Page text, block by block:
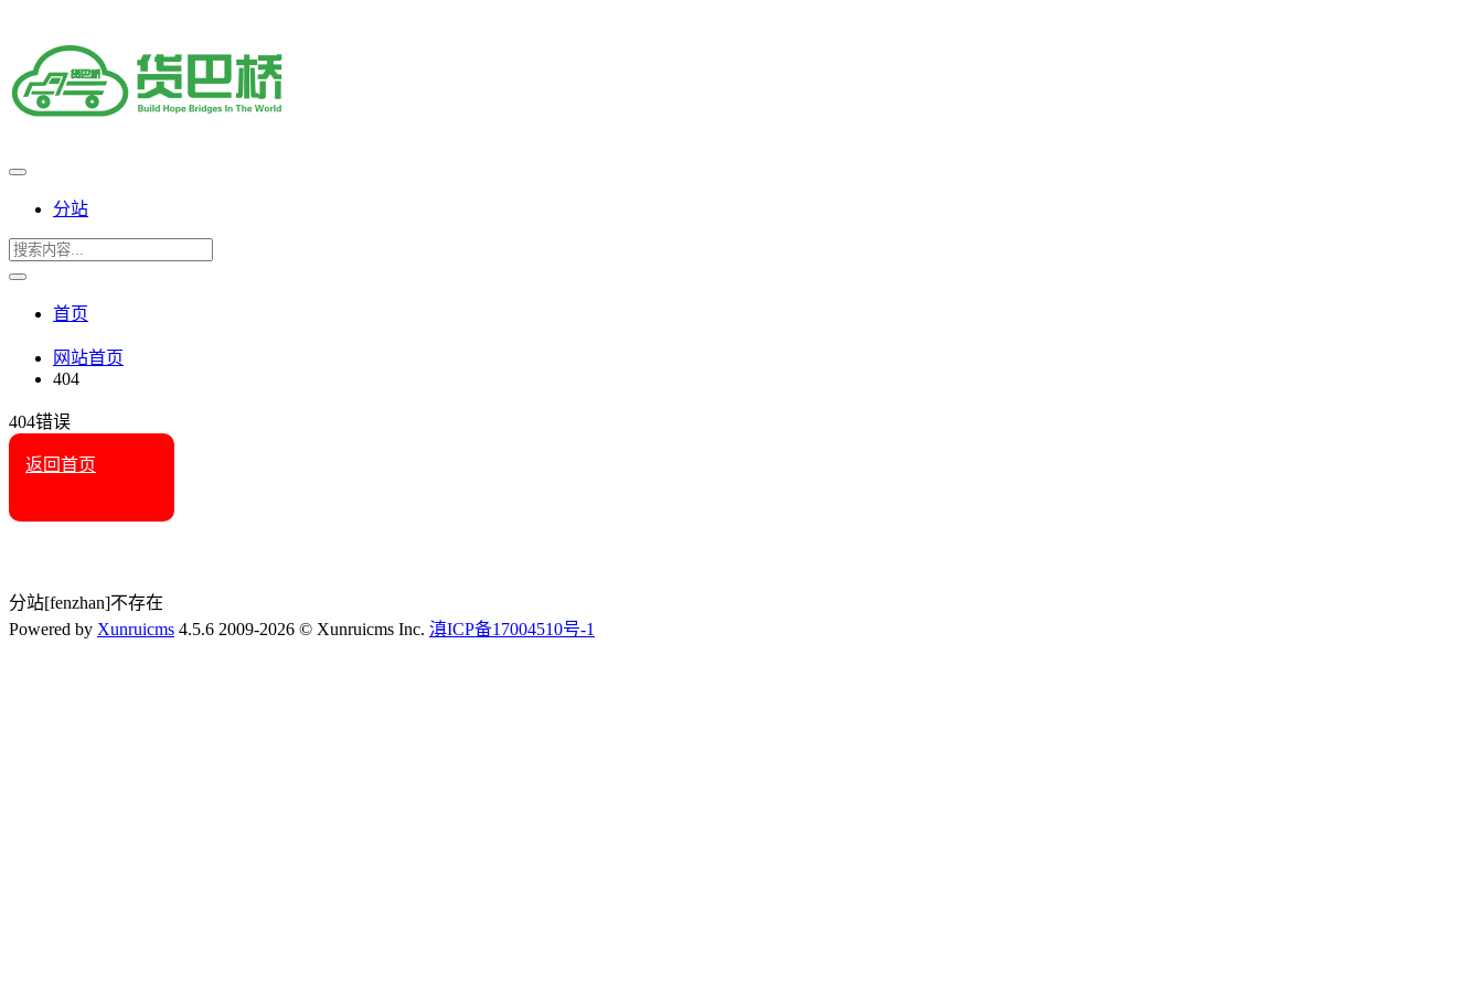
分站
首页
网站首页
404
404错误
返回首页
分站[fenzhan]不存在
Powered by Xunruicms 4.5.6 2009-2026 © Xunruicms Inc. 滇ICP备17004510号-1